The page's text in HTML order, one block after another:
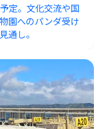
定。文化交流や国
園へのパンダ受け
通し。